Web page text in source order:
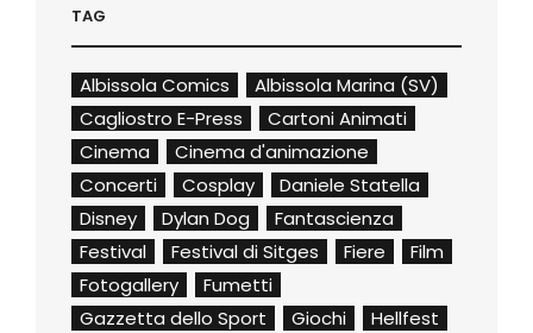
TAG
Albissola Comics
Albissola Marina (SV)
Cagliostro E-Press
Cartoni Animati
Cinema
Cinema d'animazione
Concerti
Cosplay
Daniele Statella
Disney
Dylan Dog
Fantascienza
Festival
Festival di Sitges Fiere
Film
Fotogallery
Fumetti
Gazzetta dello Sport
Giochi
Hellfest